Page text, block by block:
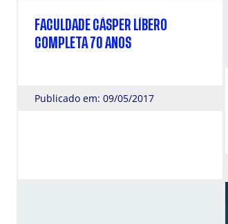
FACULDADE CÁSPER LÍBERO
COMPLETA 70 ANOS
Publicado em: 09/05/2017